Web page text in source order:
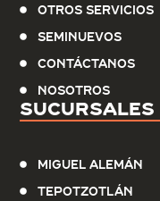
Sucursales
Miguel Alemán
Tepotzotlán
Otros Servicios
Seminuevos
Contáctanos
Nosotros